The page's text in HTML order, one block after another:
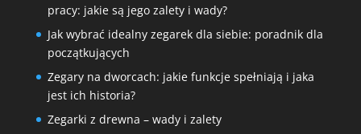
pracy: jakie są jego zalety i wady?
Jak wybrać idealny zegarek dla siebie: poradnik dla
początkujących
Zegary na dworcach: jakie funkcje spełniają i jaka
jest ich historia?
Zegarki z drewna – wady i zalety